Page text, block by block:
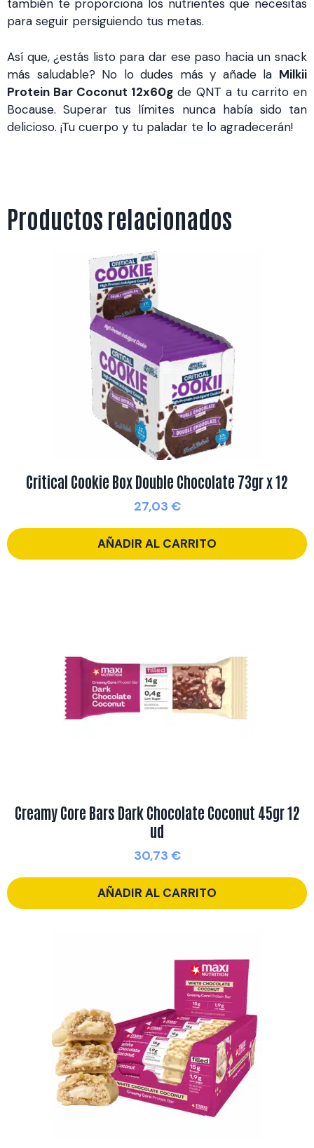
también te proporciona los nutrientes que necesitas
para seguir persiguiendo tus metas.
Así que, ¿estás listo para dar ese paso hacia un snack
más saludable? No lo dudes más y añade la Milkii
Protein Bar Coconut 12x60g de QNT a tu carrito en
Bocause. Superar tus límites nunca había sido tan
delicioso. ¡Tu cuerpo y tu paladar te lo agradecerán!
Productos relacionados
Critical Cookie Box Double Chocolate 73gr x 12
27,03 €
AÑADIR AL CARRITO
Creamy Core Bars Dark Chocolate Coconut 45gr 12
ud
30,73 €
AÑADIR AL CARRITO